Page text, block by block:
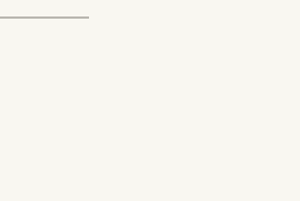
［066028］
［05703］